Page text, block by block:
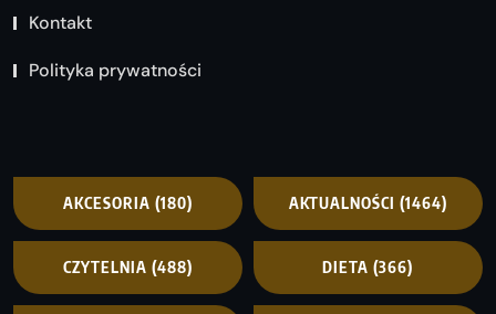
Kontakt
Polityka prywatności
AKCESORIA (180) AKTUALNOŚCI (1464)
CZYTELNIA (488) DIETA (366)